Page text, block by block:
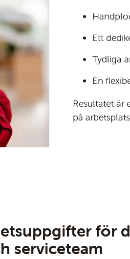
Ett
Tydliga
En
Resultatet är
på
för
serviceteam